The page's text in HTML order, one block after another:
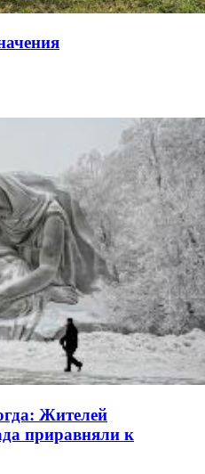
Жителей
приравняли к